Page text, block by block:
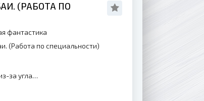
(РАБОТА ПО
фантастика
(Работа по специальности)
за угла…